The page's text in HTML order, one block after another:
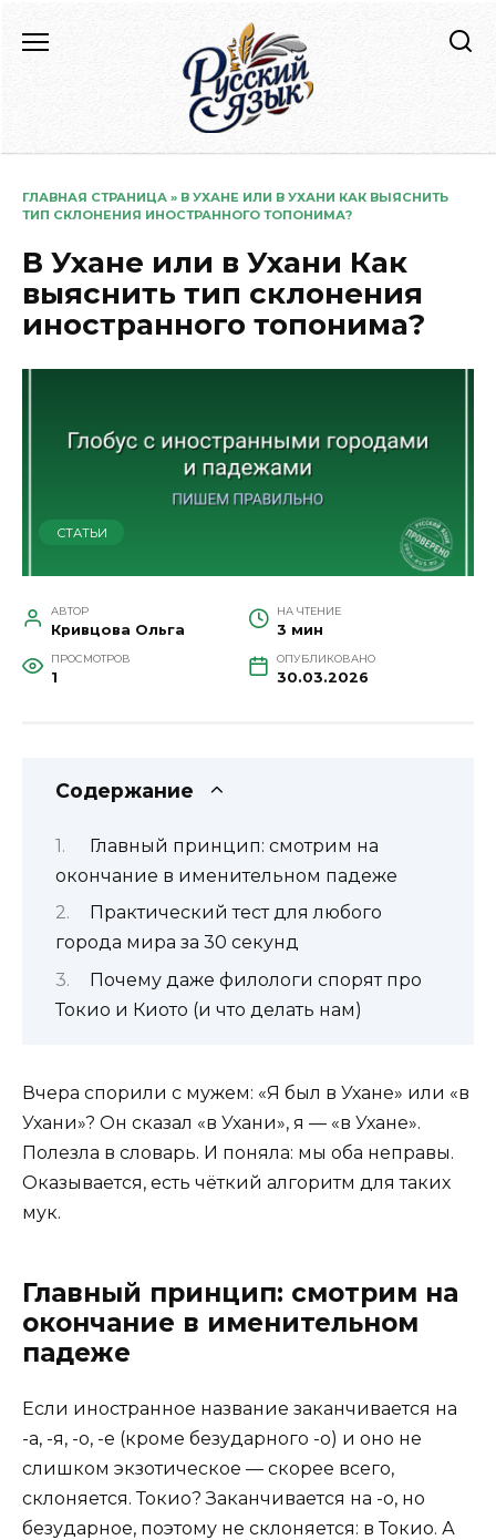
содержанию
ГЛАВНАЯ СТРАНИЦА » В УХАНЕ ИЛИ В УХАНИ КАК ВЫЯСНИТЬ
ТИП СКЛОНЕНИЯ ИНОСТРАННОГО ТОПОНИМА?
В Ухане или в Ухани Как
выяснить тип склонения
иностранного топонима?
СТАТЬИ
АВТОР
Кривцова Ольга
НА ЧТЕНИЕ
3 мин
ПРОСМОТРОВ
1
ОПУБЛИКОВАНО
30.03.2026
Содержание
Главный принцип: смотрим на
окончание в именительном падеже
Практический тест для любого
города мира за 30 секунд
Почему даже филологи спорят про
Токио и Киото (и что делать нам)
Вчера спорили с мужем: «Я был в Ухане» или «в
Ухани»? Он сказал «в Ухани», я — «в Ухане».
Полезла в словарь. И поняла: мы оба неправы.
Оказывается, есть чёткий алгоритм для таких
мук.
Главный принцип: смотрим на
окончание в именительном
падеже
Если иностранное название заканчивается на
-а, -я, -о, -е (кроме безударного -о) и оно не
слишком экзотическое — скорее всего,
склоняется. Токио? Заканчивается на -о, но
безударное, поэтому не склоняется: в Токио. А